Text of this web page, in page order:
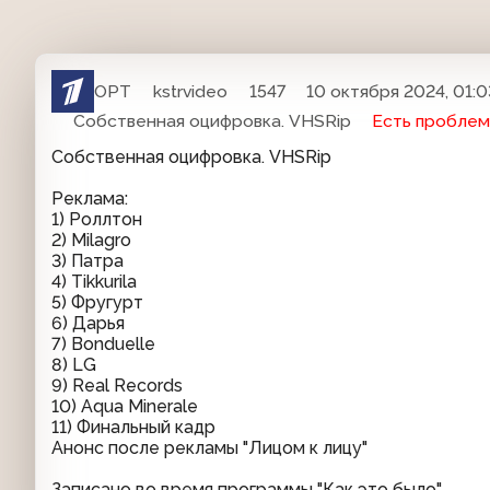
ОРТ kstrvideo 1547
10 октября 2024,
Собственная оцифровка. VHSRip
Есть
Собственная оцифровка. VHSRip
Реклама:
1) Роллтон
2) Milagro
3) Патра
4) Tikkurila
5) Фругурт
6) Дарья
7) Bonduelle
8) LG
9) Real Records
10) Aqua Minerale
11) Финальный кадр
Анонс после рекламы "Лицом к лицу"